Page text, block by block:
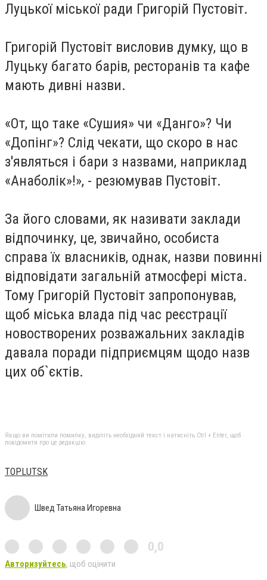
Луцької міської ради Григорій Пустовіт.
Григорій Пустовіт висловив думку, що в
Луцьку багато барів, ресторанів та кафе
мають дивні назви.
«От, що таке «Сушия» чи «Данго»? Чи
«Допінг»? Слід чекати, що скоро в нас
з'являться і бари з назвами, наприклад
«Анаболік»!», - резюмував Пустовіт.
За його словами, як називати заклади
відпочинку, це, звичайно, особиста
справа їх власників, однак, назви повинні
відповідати загальній атмосфері міста.
Тому Григорій Пустовіт запропонував,
щоб міська влада під час реєстрації
новостворених розважальних закладів
давала поради підприємцям щодо назв
цих об`єктів.
Якщо ви помітили помилку, виділіть необхідний текст і натисніть Ctrl + Enter, щоб
повідомити про це редакцію
TOPLUTSK
Швед Татьяна Игоревна
0,0
Авторизуйтесь, щоб оцінити